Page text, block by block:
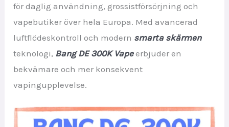
för daglig användning, grossistförsörjning och
vapebutiker över hela Europa. Med avancerad
luftflödeskontroll och modern smarta skärmen
teknologi, Bang DE 300K Vapeerbjuder en
bekvämare och mer konsekvent
vapingupplevelse.